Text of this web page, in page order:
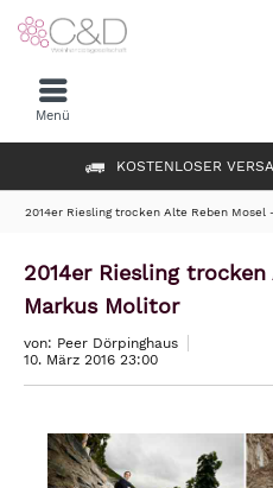
KOSTENLOSER
Menü
2014er Riesling trocken Alte Reben Mosel
2014er Riesling
Markus Molitor
von: Peer Dörpinghaus
10. März 2016 23:00